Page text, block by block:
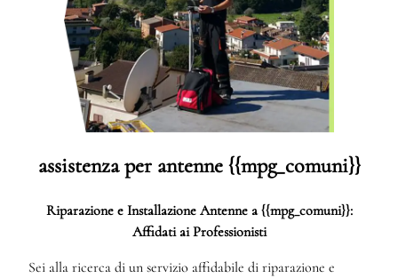
assistenza per antenne {{mpg_comuni}}
Riparazione e Installazione Antenne a {{mpg_comuni}}:
Affidati ai Professionisti
Sei alla ricerca di un servizio affidabile di riparazione e